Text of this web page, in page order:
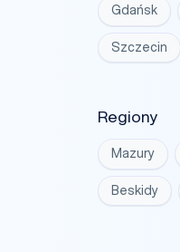
Gdańsk
Szczecin
Regiony
Mazury
Beskidy